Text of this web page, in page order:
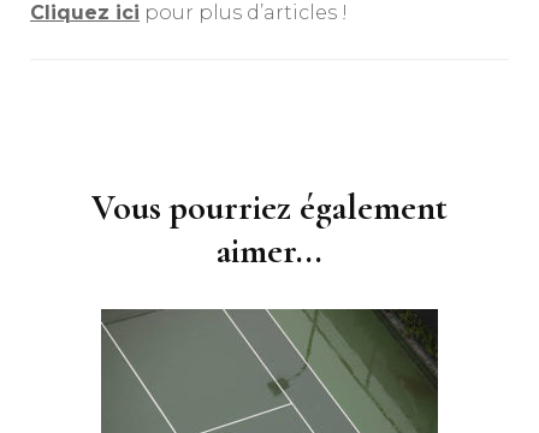
Cliquez ici pour plus d’articles !
Vous pourriez également
aimer...